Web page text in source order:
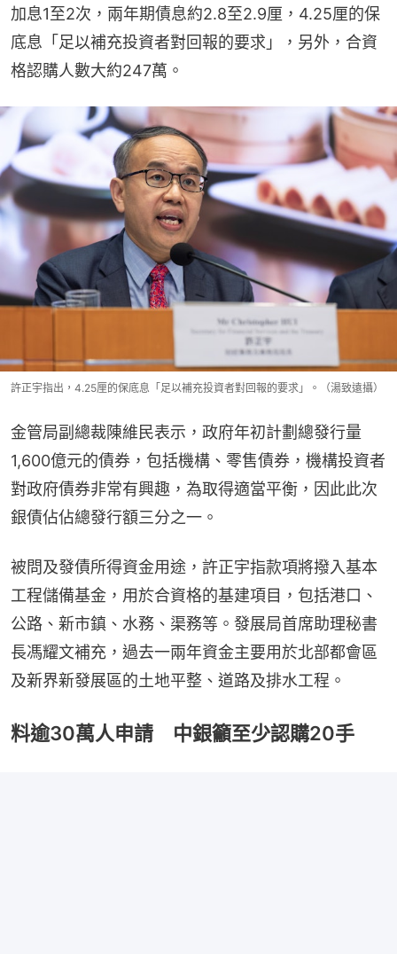
加息1至2次，兩年期債息約2.8至2.9厘，4.25厘的保
底息「足以補充投資者對回報的要求」，另外，合資
格認購人數大約247萬。
許正宇指出，4.25厘的保底息「足以補充投資者對回報的要求」。（湯致遠攝）
金管局副總裁陳維民表示，政府年初計劃總發行量
1,600億元的債券，包括機構、零售債券，機構投資者
對政府債券非常有興趣，為取得適當平衡，因此此次
銀債佔佔總發行額三分之一。
被問及發債所得資金用途，許正宇指款項將撥入基本
工程儲備基金，用於合資格的基建項目，包括港口、
公路、新市鎮、水務、渠務等。發展局首席助理秘書
長馮耀文補充，過去一兩年資金主要用於北部都會區
及新界新發展區的土地平整、道路及排水工程。
料逾30萬人申請 中銀籲至少認購20手